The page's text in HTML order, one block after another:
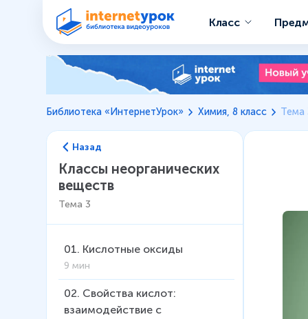
Класс
Библиотека «ИнтернетУрок» Химия, 8 класс Тема
Назад
Классы неорганических
веществ
Тема 3
01. Кислотные оксиды
9 мин
02. Свойства кислот:
взаимодействие с